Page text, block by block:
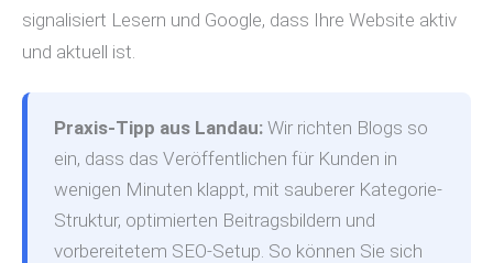
signalisiert Lesern und Google, dass Ihre Website aktiv
und aktuell ist.
Praxis-Tipp aus Landau: Wir richten Blogs so
ein, dass das Veröffentlichen für Kunden in
wenigen Minuten klappt, mit sauberer Kategorie-
Struktur, optimierten Beitragsbildern und
vorbereitetem SEO-Setup. So können Sie sich